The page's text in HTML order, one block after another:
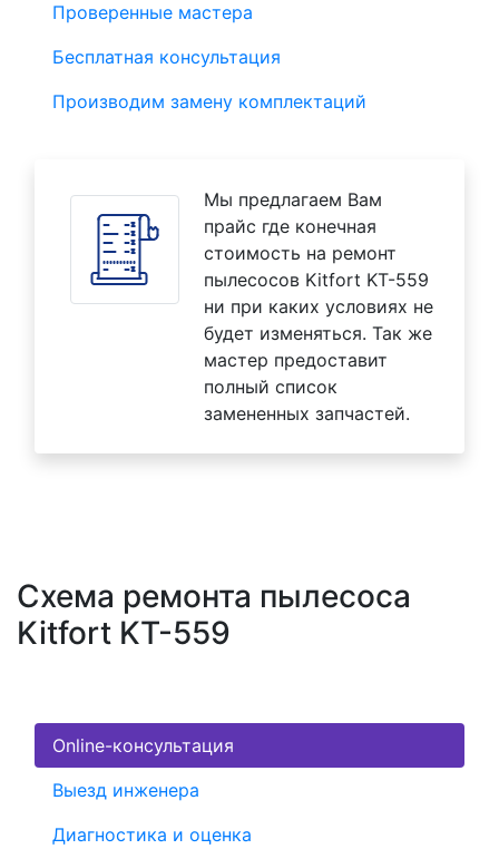
Проверенные мастера
Бесплатная консультация
Производим замену комплектаций
Мы предлагаем Вам
прайс где конечная
стоимость на ремонт
пылесосов Kitfort KT-559
ни при каких условиях не
будет изменяться. Так же
мастер предоставит
полный список
замененных запчастей.
Схема ремонта пылесоса
Kitfort KT-559
Online-консультация
Выезд инженера
Диагностика и оценка